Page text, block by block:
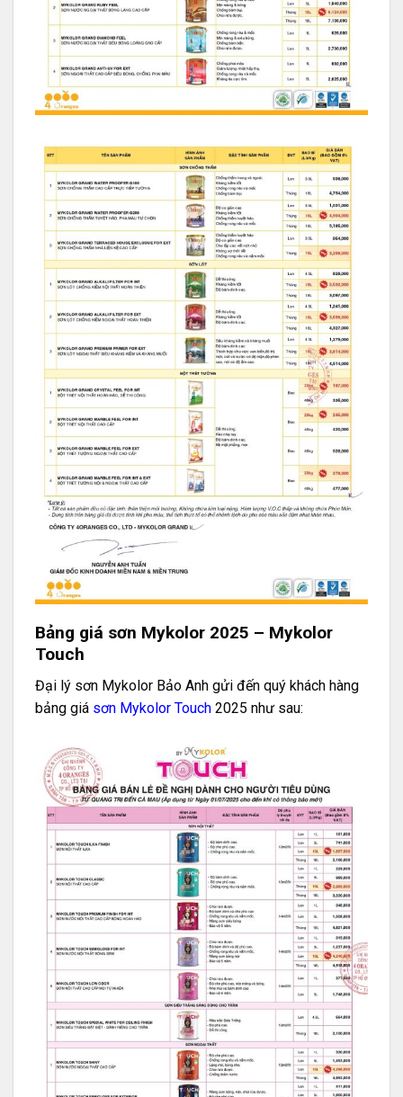
Bảng giá sơn Mykolor 2025 – Mykolor
Touch
Đại lý sơn Mykolor Bảo Anh gửi đến quý khách hàng
bảng giá sơn Mykolor Touch 2025 như sau: